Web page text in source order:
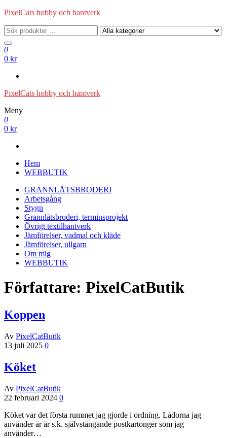
Hoppa
innehåll
PixelCats hobby och hantverk
0
0 kr
PixelCats hobby och hantverk
Meny
0
0 kr
Hem
WEBBUTIK
GRANNLÅTSBRODERI
Arbetsgång
Stygn
Grannlåtsbroderi, terminsprojekt
Övrigt textilhantverk
Jämförelser, vadmal och kläde
Jämförelser, ullgarn
Om mig
WEBBUTIK
Författare: PixelCatButik
Koppen
Av PixelCatButik
13 juli 2025 0
Köket
Av PixelCatButik
22 februari 2024 0
Köket var det första rummet jag gjorde i ordning. Lådorna jag
använder är är s.k. självstängande postkartonger som jag
använder…